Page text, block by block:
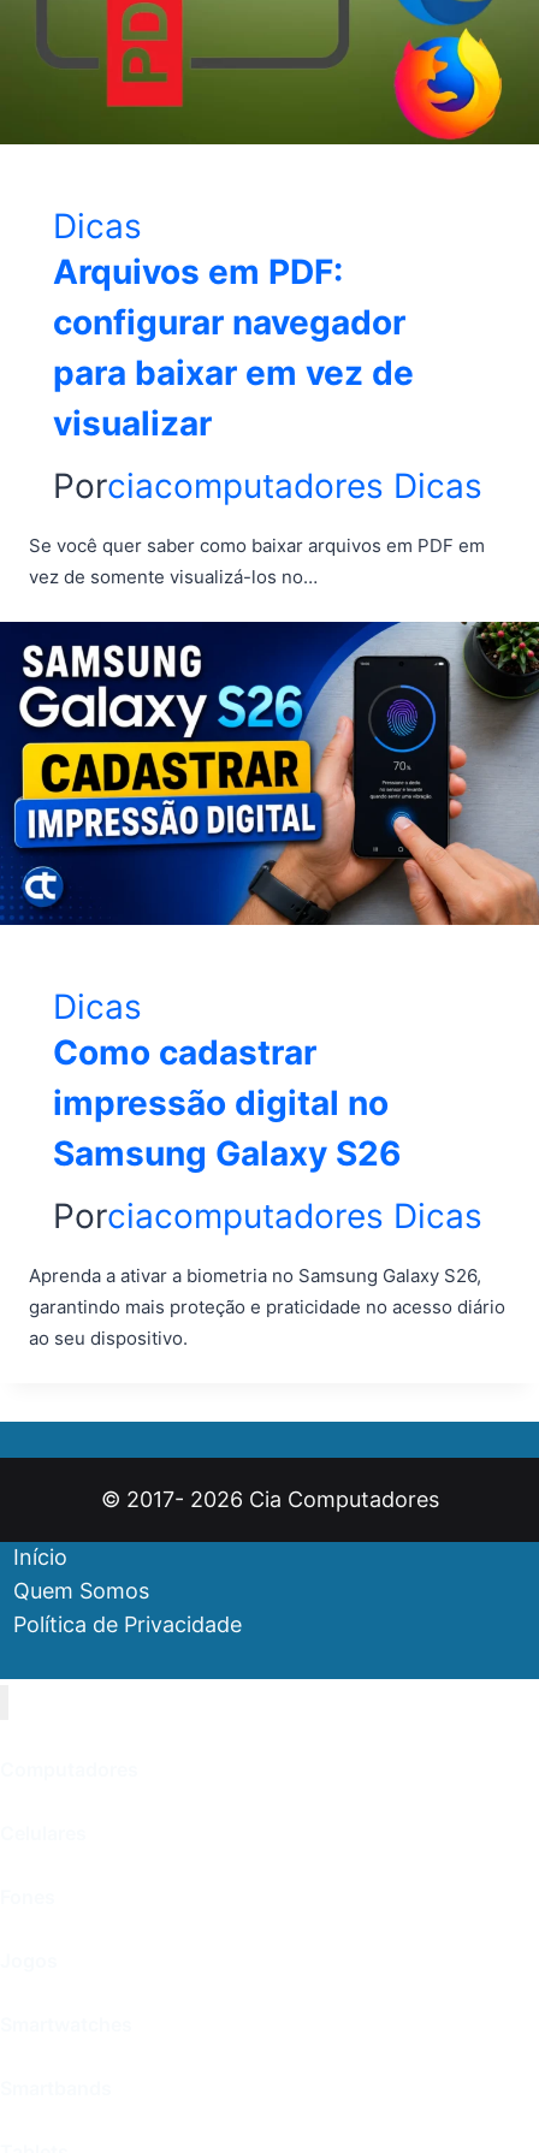
Dicas
Arquivos em PDF:
configurar navegador
para baixar em vez de
visualizar
Porciacomputadores Dicas
Se você quer saber como baixar arquivos em PDF em
vez de somente visualizá-los no…
Dicas
Como cadastrar
impressão digital no
Samsung Galaxy S26
Porciacomputadores Dicas
Aprenda a ativar a biometria no Samsung Galaxy S26,
garantindo mais proteção e praticidade no acesso diário
ao seu dispositivo.
© 2017- 2026 Cia Computadores
Início
Quem Somos
Política de Privacidade